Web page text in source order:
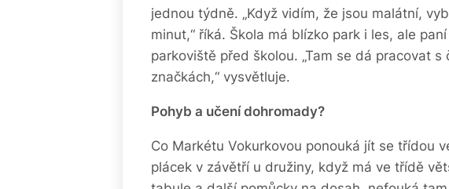
jednou týdně. „Když vidím, že jsou malátní,
minut,“ říká. Škola má blízko park i les, ale
parkoviště před školou. „Tam se dá pracovat s
značkách,“ vysvětluje.
Pohyb a učení dohromady?
Co Markétu Vokurkovou ponouká jít se třídou
plácek v závětří u družiny, když má ve třídě